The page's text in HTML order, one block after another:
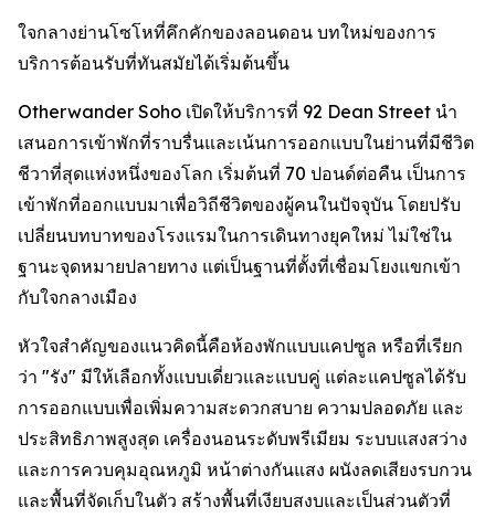
ใจกลางย่านโซโหที่คึกคักของลอนดอน บทใหม่ของการ
บริการต้อนรับที่ทันสมัยได้เริ่มต้นขึ้น
Otherwander Soho เปิดให้บริการที่ 92 Dean Street นำ
เสนอการเข้าพักที่ราบรื่นและเน้นการออกแบบในย่านที่มีชีวิต
ชีวาที่สุดแห่งหนึ่งของโลก เริ่มต้นที่ 70 ปอนด์ต่อคืน เป็นการ
เข้าพักที่ออกแบบมาเพื่อวิถีชีวิตของผู้คนในปัจจุบัน โดยปรับ
เปลี่ยนบทบาทของโรงแรมในการเดินทางยุคใหม่ ไม่ใช่ใน
ฐานะจุดหมายปลายทาง แต่เป็นฐานที่ตั้งที่เชื่อมโยงแขกเข้า
กับใจกลางเมือง
หัวใจสำคัญของแนวคิดนี้คือห้องพักแบบแคปซูล หรือที่เรียก
ว่า "รัง" มีให้เลือกทั้งแบบเดี่ยวและแบบคู่ แต่ละแคปซูลได้รับ
การออกแบบเพื่อเพิ่มความสะดวกสบาย ความปลอดภัย และ
ประสิทธิภาพสูงสุด เครื่องนอนระดับพรีเมียม ระบบแสงสว่าง
และการควบคุมอุณหภูมิ หน้าต่างกันแสง ผนังลดเสียงรบกวน
และพื้นที่จัดเก็บในตัว สร้างพื้นที่เงียบสงบและเป็นส่วนตัวที่